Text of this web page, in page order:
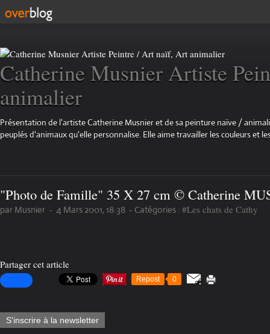
Catherine Musnier Artiste
animalier
Présentation de l'artiste Catherine Musnier et de sa peinture naïve /
peuplés d'animaux qu'elle personnalise. Elle aime travailler les couleurs et
"Photo de Famille" 35 X 27 cm © Catherine
par Musnier - 4 Mars 2001, 18:38 - Catégories : #Les chats de Cathy
Partager cet article
Repost 0
S'inscrire à la newsletter